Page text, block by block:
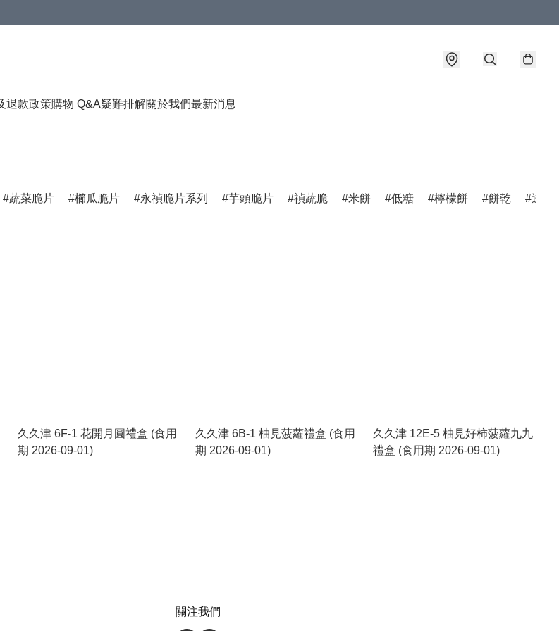
退款政策購物 Q&A疑難排解關於我們最新消息
蔬菜脆片 櫛瓜脆片 永禎脆片系列 芋頭脆片 禎蔬脆 米餅 低糖 檸檬餅 餅乾 送禮
久久津 6F-1 花開月圓禮盒 (食用
期 2026-09-01)
久久津 6B-1 柚見菠蘿禮盒 (食用
期 2026-09-01)
久久津 12E-5 柚見好柿菠蘿九九
禮盒 (食用期 2026-09-01)
關注我們